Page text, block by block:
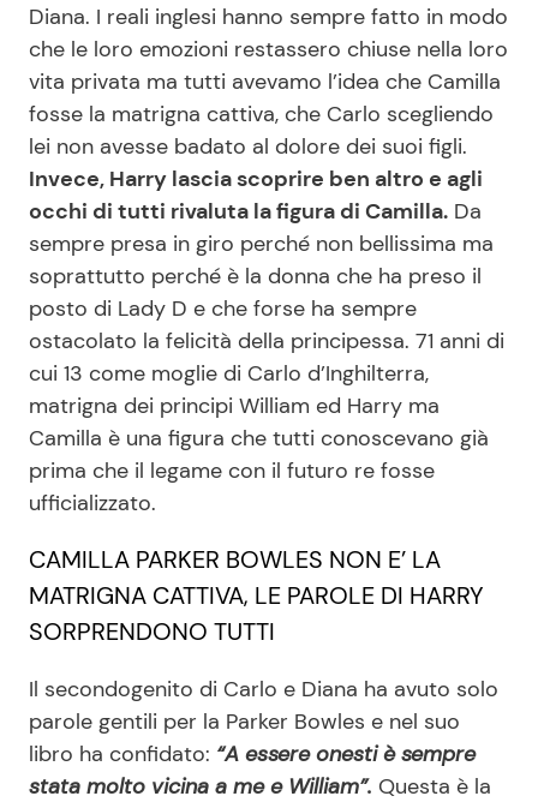
Festività Ricette per Bambini
Seguici
Info
Chi siamo
Disclaimer e Privacy
Redazione
Contattaci
Pubblicità
Privacy Policy
Diana. I reali inglesi hanno sempre fatto in modo
che le loro emozioni restassero chiuse nella loro
vita privata ma tutti avevamo l’idea che Camilla
fosse la matrigna cattiva, che Carlo scegliendo
lei non avesse badato al dolore dei suoi figli.
Invece, Harry lascia scoprire ben altro e agli
occhi di tutti rivaluta la figura di Camilla. Da
sempre presa in giro perché non bellissima ma
soprattutto perché è la donna che ha preso il
posto di Lady D e che forse ha sempre
ostacolato la felicità della principessa. 71 anni di
cui 13 come moglie di Carlo d’Inghilterra,
matrigna dei principi William ed Harry ma
Camilla è una figura che tutti conoscevano già
prima che il legame con il futuro re fosse
ufficializzato.
CAMILLA PARKER BOWLES NON E’ LA
MATRIGNA CATTIVA, LE PAROLE DI HARRY
SORPRENDONO TUTTI
Il secondogenito di Carlo e Diana ha avuto solo
parole gentili per la Parker Bowles e nel suo
libro ha confidato: “A essere onesti è sempre
stata molto vicina a me e William”. Questa è la